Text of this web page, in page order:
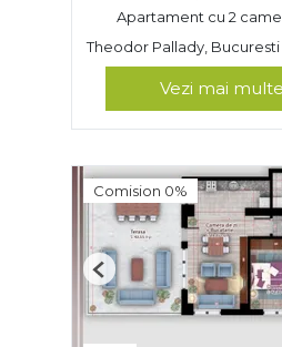
Apartament cu 2
Theodor Pallady, Bucuresti
Vezi mai
Comision 0%
Previous